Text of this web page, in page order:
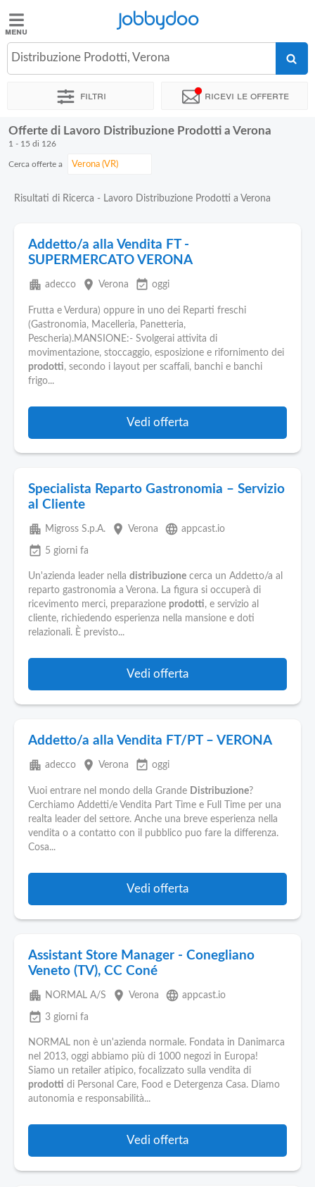
Jobbydoo
Offerte
Stipendi
professioni
Blog
Pubblica
Offerte
Area
Jobbydoo
Distribuzione Prodotti, Verona
Filtri Ricevi le offerte
Offerte di Lavoro Distribuzione Prodotti a Verona
1 - 15 di 126
Cerca offerte a
Risultati di Ricerca - Lavoro Distribuzione Prodotti a Verona
Addetto/a alla Vendita FT -
SUPERMERCATO VERONA
apartment adecco place Verona event_available oggi
Frutta e Verdura) oppure in uno dei Reparti freschi
(Gastronomia, Macelleria, Panetteria,
Pescheria).MANSIONE:- Svolgerai attivita di
movimentazione, stoccaggio, esposizione e rifornimento dei
prodotti, secondo i layout per scaffali, banchi e banchi
frigo...
Vedi offerta
Specialista Reparto Gastronomia – Servizio
al Cliente
apartment Migross S.p.A. place Verona language appcast.io
event_available 5 giorni fa
Un'azienda leader nella distribuzione cerca un Addetto/a al
reparto gastronomia a Verona. La figura si occuperà di
ricevimento merci, preparazione prodotti, e servizio al
cliente, richiedendo esperienza nella mansione e doti
relazionali. È previsto...
Vedi offerta
Addetto/a alla Vendita FT/PT – VERONA
apartment adecco place Verona event_available oggi
Vuoi entrare nel mondo della Grande Distribuzione?
Cerchiamo Addetti/e Vendita Part Time e Full Time per una
realta leader del settore. Anche una breve esperienza nella
vendita o a contatto con il pubblico puo fare la differenza.
Cosa...
Vedi offerta
Assistant Store Manager - Conegliano
Veneto (TV), CC Coné
apartment NORMAL A/S place Verona language appcast.io
event_available 3 giorni fa
NORMAL non è un'azienda normale. Fondata in Danimarca
nel 2013, oggi abbiamo più di 1000 negozi in Europa!
Siamo un retailer atipico, focalizzato sulla vendita di
prodotti di Personal Care, Food e Detergenza Casa. Diamo
autonomia e responsabilità...
Vedi offerta